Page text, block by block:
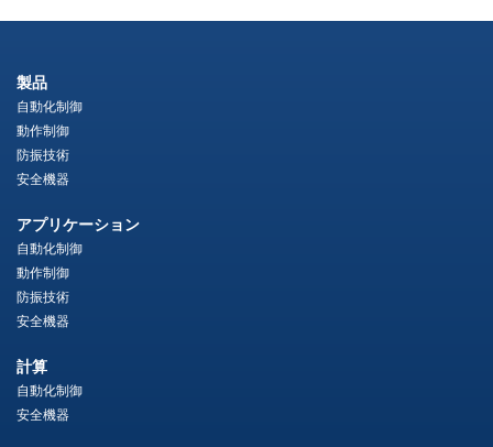
製品
自動化制御
動作制御
防振技術
安全機器
アプリケーション
自動化制御
動作制御
防振技術
安全機器
計算
自動化制御
安全機器